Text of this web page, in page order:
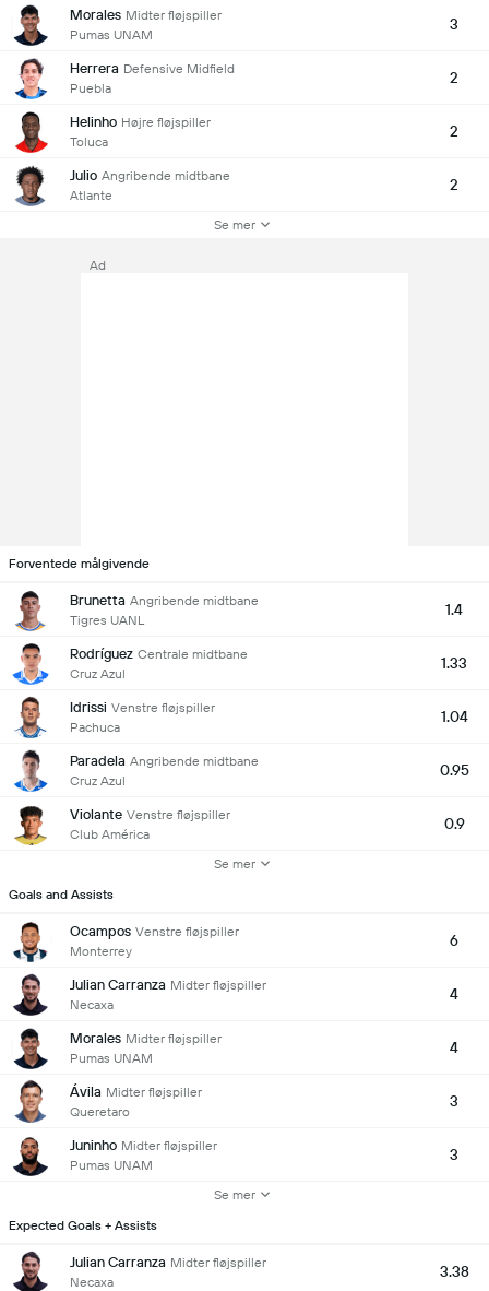
Morales Midter fløjspiller
Pumas UNAM
3
Herrera Defensive Midfield
Puebla
2
Helinho Højre fløjspiller
Toluca
2
Julio Angribende midtbane
Atlante
2
Se mer
Ad
Forventede målgivende
Brunetta Angribende midtbane
Tigres UANL
1.4
Rodríguez Centrale midtbane
Cruz Azul
1.33
Idrissi Venstre fløjspiller
Pachuca
1.04
Paradela Angribende midtbane
Cruz Azul
0.95
Violante Venstre fløjspiller
Club América
0.9
Se mer
Goals and Assists
Ocampos Venstre fløjspiller
Monterrey
6
Julian Carranza Midter fløjspiller
Necaxa
4
Morales Midter fløjspiller
Pumas UNAM
4
Ávila Midter fløjspiller
Queretaro
3
Juninho Midter fløjspiller
Pumas UNAM
3
Se mer
Expected Goals + Assists
Julian Carranza Midter fløjspiller
Necaxa
3.38